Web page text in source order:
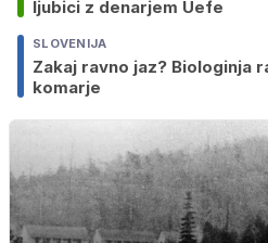
ljubici z denarjem Uefe
SLOVENIJA
Zakaj ravno jaz? Biologinja
komarje